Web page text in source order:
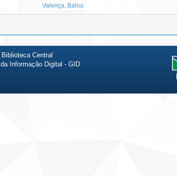
Valença, Bahia
Central
Informação Digital - GID